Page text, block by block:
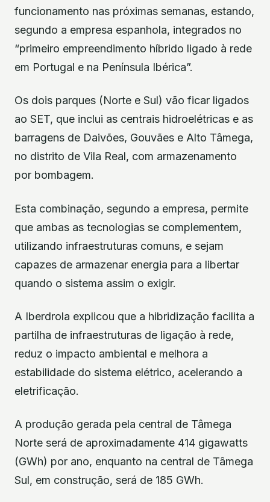
funcionamento nas próximas semanas, estando,
segundo a empresa espanhola, integrados no
“primeiro empreendimento híbrido ligado à rede
em Portugal e na Península Ibérica”.
Os dois parques (Norte e Sul) vão ficar ligados
ao SET, que inclui as centrais hidroelétricas e as
barragens de Daivões, Gouvães e Alto Tâmega,
no distrito de Vila Real, com armazenamento
por bombagem.
Esta combinação, segundo a empresa, permite
que ambas as tecnologias se complementem,
utilizando infraestruturas comuns, e sejam
capazes de armazenar energia para a libertar
quando o sistema assim o exigir.
A Iberdrola explicou que a hibridização facilita a
partilha de infraestruturas de ligação à rede,
reduz o impacto ambiental e melhora a
estabilidade do sistema elétrico, acelerando a
eletrificação.
A produção gerada pela central de Tâmega
Norte será de aproximadamente 414 gigawatts
(GWh) por ano, enquanto na central de Tâmega
Sul, em construção, será de 185 GWh.